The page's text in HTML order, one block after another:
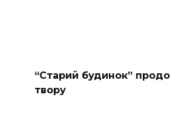
“Старий будинок”
твору